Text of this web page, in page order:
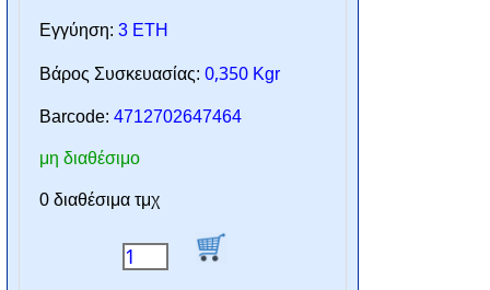
Εγγύηση: 3 ΕΤΗ
Βάρος Συσκευασίας: 0,350 Kgr
Barcode: 4712702647464
μη διαθέσιμο
0 διαθέσιμα τμχ